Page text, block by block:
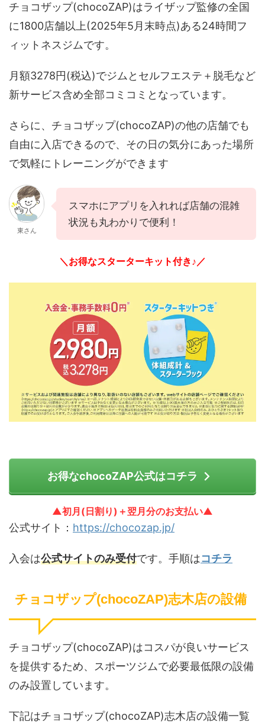
チョコザップ(chocoZAP)はライザップ監修の全国
に1800店舗以上(2025年5月末時点)ある24時間フ
ィットネスジムです。
月額3278円(税込)でジムとセルフエステ＋脱毛など
新サービス含め全部コミコミとなっています。
さらに、チョコザップ(chocoZAP)の他の店舗でも
自由に入店できるので、その日の気分にあった場所
で気軽にトレーニングができます
東さん
スマホにアプリを入れれば店舗の混雑
状況も丸わかりで便利！
＼お得なスターターキット付き♪／
お得なchocoZAP公式はコチラ
▲初月(日割り)＋翌月分のお支払い▲
公式サイト： https://chocozap.jp/
入会は公式サイトのみ受付です。手順はコチラ
チョコザップ(chocoZAP)志木店の設備
チョコザップ(chocoZAP)はコスパが良いサービス
を提供するため、スポーツジムで必要最低限の設備
のみ設置しています。
下記はチョコザップ(chocoZAP)志木店の設備一覧